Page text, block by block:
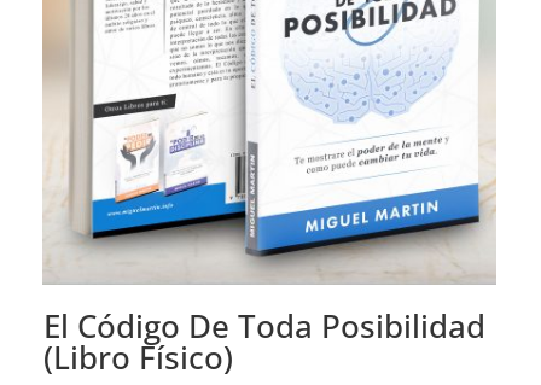
El Código De Toda Posibilidad
(Libro Físico)